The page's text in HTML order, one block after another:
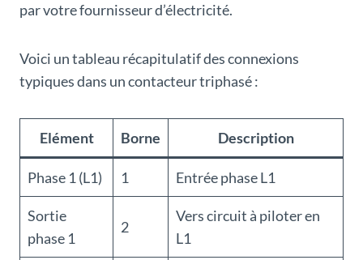
par votre fournisseur d’électricité.
Voici un tableau récapitulatif des connexions
typiques dans un contacteur triphasé :
Elément Borne Description
Phase 1 (L1) 1 Entrée phase L1
Sortie
phase 1
2
Vers circuit à piloter en
L1